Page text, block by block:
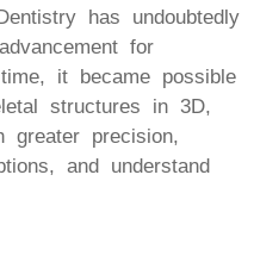
has undoubtedly
for
it became possible
structures in 3D,
greater precision,
and understand